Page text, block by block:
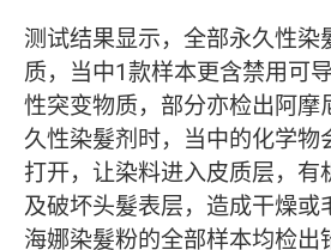
测试结果显示，全部永久性染
质，当中1款样本更含禁用可
性突变物质，部分亦检出阿摩
久性染髮剂时，当中的化学物
打开，让染料进入皮质层，有
及破坏头髮表层，造成干燥或
海娜染髮粉的全部样本均检出